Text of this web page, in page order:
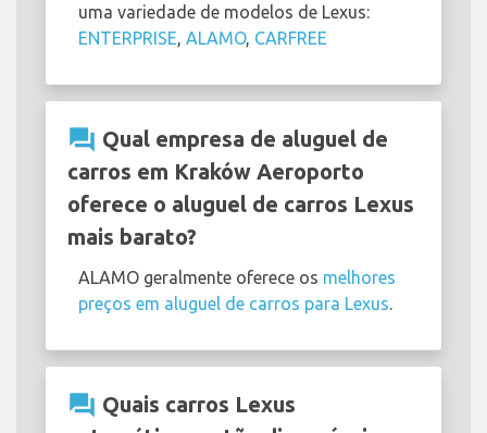
uma variedade de modelos de Lexus:
ENTERPRISE ALAMO, CARFREE
question_answer Qual empresa de aluguel de
carros em Kraków Aeroporto
oferece o aluguel de carros Lexus
mais barato?
ALAMO geralmente oferece os melhores
preços em aluguel de carros para Lexus
question_answer Quais carros Lexus